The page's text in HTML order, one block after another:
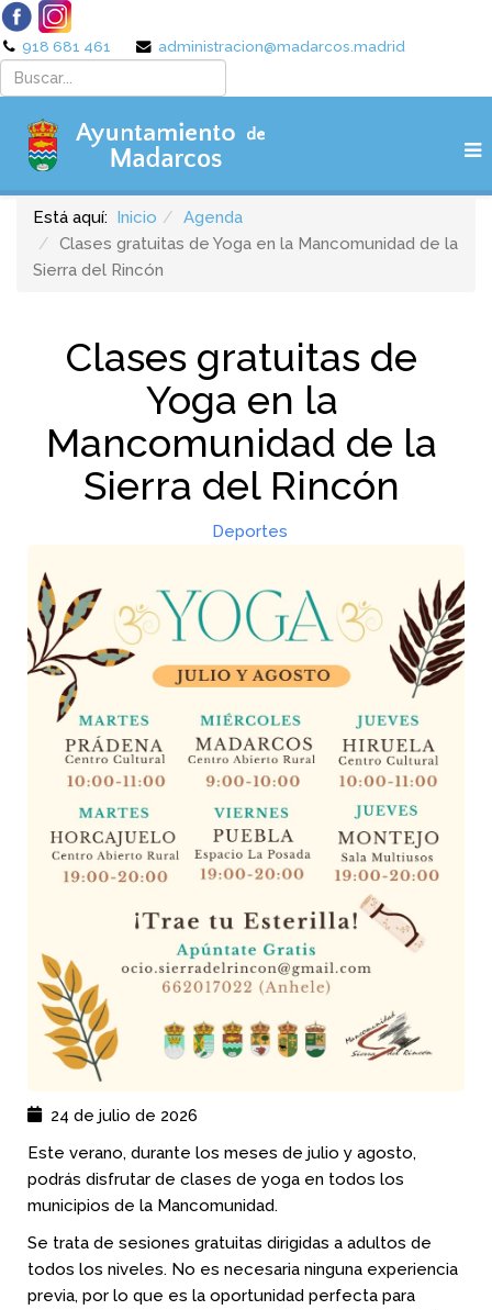
918 681 461 administracion@madarcos.madrid
Está aquí: Inicio
Agenda
Clases gratuitas de Yoga en la Mancomunidad de la
Sierra del Rincón
Clases gratuitas de
Yoga en la
Mancomunidad de la
Sierra del Rincón
Deportes
24 de julio de 2026
Este verano, durante los meses de julio y agosto,
podrás disfrutar de clases de yoga en todos los
municipios de la Mancomunidad.
Se trata de sesiones gratuitas dirigidas a adultos de
todos los niveles. No es necesaria ninguna experiencia
previa, por lo que es la oportunidad perfecta para